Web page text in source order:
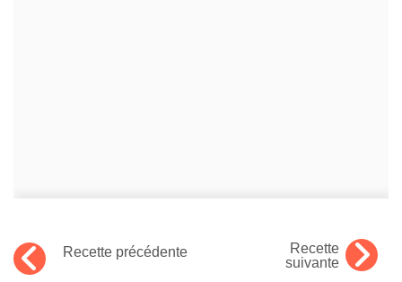
Recette précédente
Recette
suivante